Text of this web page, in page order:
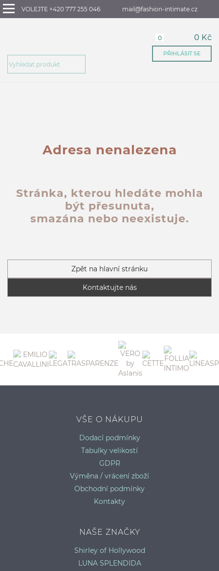
VOLEJTE +420 777 255 046 mail@fashion-intimate.cz
0 0 Kč
PŘIHLÁSIT SE
Adresa nenalezena
Stránka, kterou hledáte mohla
být přesunuta,
smazána nebo neexistuje.
Zpět na hlavní stránku
Kontaktujte nás
VŠE O NÁKUPU
Dodací podmínky
Tabulky velikostí
GDPR
Výměna / vrácení zboží
Obchodní podmínky
Kontakty
NAŠE ZNAČKY
Shirley of Hollywood
LUNA SPLENDIDA